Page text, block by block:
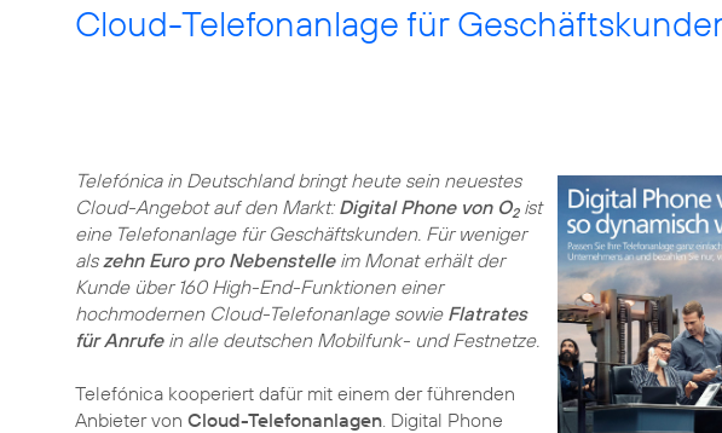
Cloud-Telefonanlage für
Telefónica in Deutschland bringt heute sein neuestes
Cloud-Angebot auf den Markt: Digital Phone von O2ist
eine Telefonanlage für Geschäftskunden. Für weniger
alszehn Euro pro Nebenstelleim Monat erhält der
Kunde über 160 High-End-Funktionen einer
hochmodernen Cloud-Telefonanlage sowie Flatrates
für Anrufein alle deutschen Mobilfunk- und Festnetze.
Telefónica kooperiert dafür mit einem der führenden
Anbieter von Cloud-Telefonanlagen. Digital Phone